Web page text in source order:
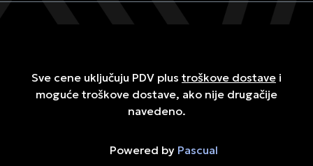
Sve cene uključuju PDV plus troškove dostave i
moguće troškove dostave, ako nije drugačije
navedeno.
Powered by Pascual